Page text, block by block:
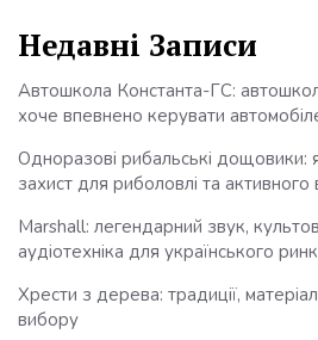
Недавні Записи
Автошкола Константа-ГС:
хоче впевнено керувати
Одноразові рибальські дощовики:
захист для риболовлі та активного
Marshall: легендарний звук,
аудіотехніка для українського
Хрести з дерева: традиції,
вибору